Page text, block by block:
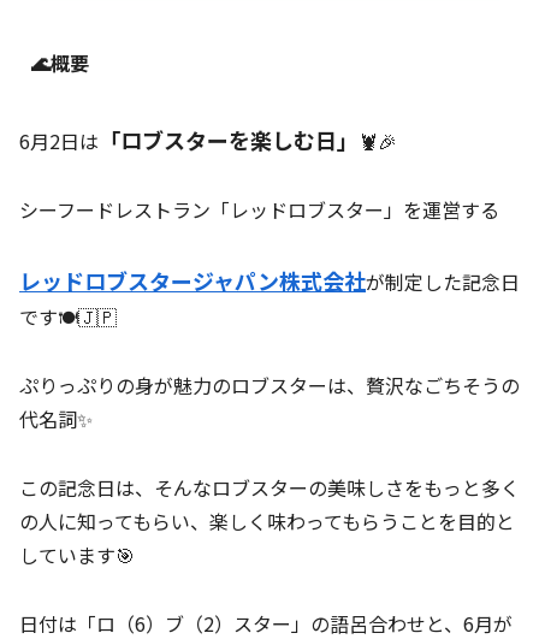
🌊概要
6月2日は 「ロブスターを楽しむ日」 🦞🎉
シーフードレストラン「レッドロブスター」を運営する
レッドロブスタージャパン株式会社が制定した記念日
です🍽️🇯🇵
ぷりっぷりの身が魅力のロブスターは、贅沢なごちそうの
代名詞✨
この記念日は、そんなロブスターの美味しさをもっと多く
の人に知ってもらい、楽しく味わってもらうことを目的と
しています🎯
日付は「ロ（6）ブ（2）スター」の語呂合わせと、6月が